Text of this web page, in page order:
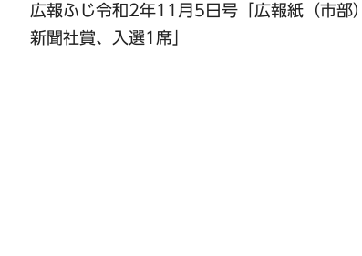
広報ふじ令和2年11月5日号「広報紙（市
新聞社賞、入選1席」